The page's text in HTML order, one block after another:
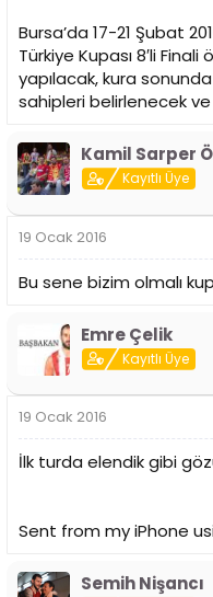
Bursa’da 17-21 Şubat
Türkiye Kupası 8′li
yapılacak, kura
sahipleri belirlenecek
Kamil Sarper
Kayıtlı Üye
19 Ocak 2016
Bu sene bizim olmalı
Emre Çelik
Kayıtlı Üye
19 Ocak 2016
İlk turda elendik gibi
Sent from my iPhone
Semih Nişancı